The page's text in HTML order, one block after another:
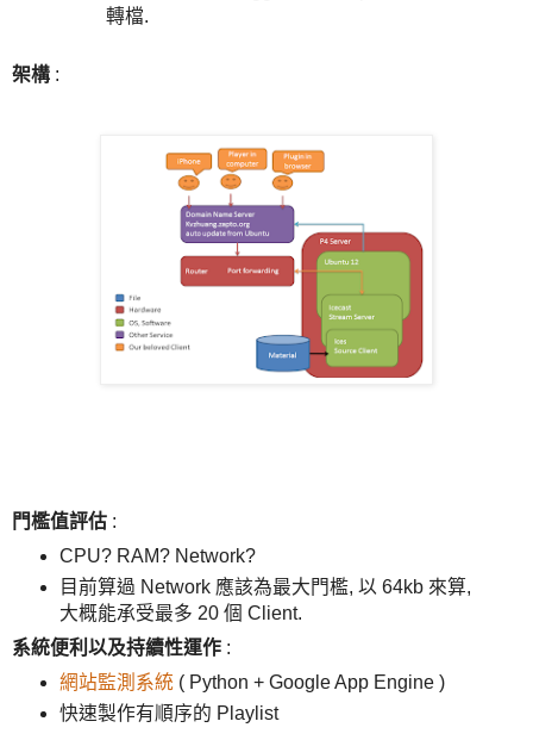
轉檔.
架構 :
門檻值評估 :
CPU? RAM? Network?
目前算過 Network 應該為最大門檻, 以 64kb 來算,
大概能承受最多 20 個 Client.
系統便利以及持續性運作 :
網站監測系統( Python + Google App Engine )
快速製作有順序的 Playlist